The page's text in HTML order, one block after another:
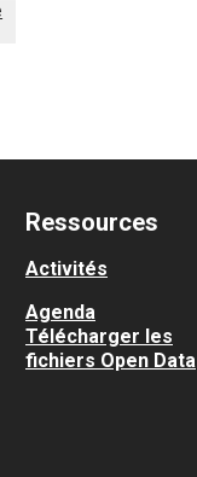
Ressources
Activités
Agenda
Télécharger les
fichiers Open Data